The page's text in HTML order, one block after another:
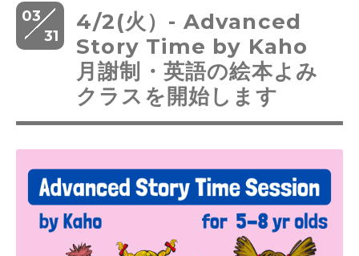
03
31
4/2(火）- Advanced
Story Time by Kaho
月謝制・英語の絵本よみ
クラスを開始します